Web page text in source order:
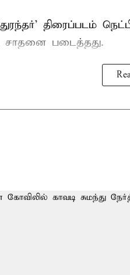
திரைப்படம்
சாதனை படைத்தது.